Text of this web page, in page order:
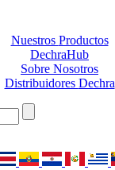
Nuestros Productos
DechraHub
Sobre Nosotros
Distribuidores Dechra